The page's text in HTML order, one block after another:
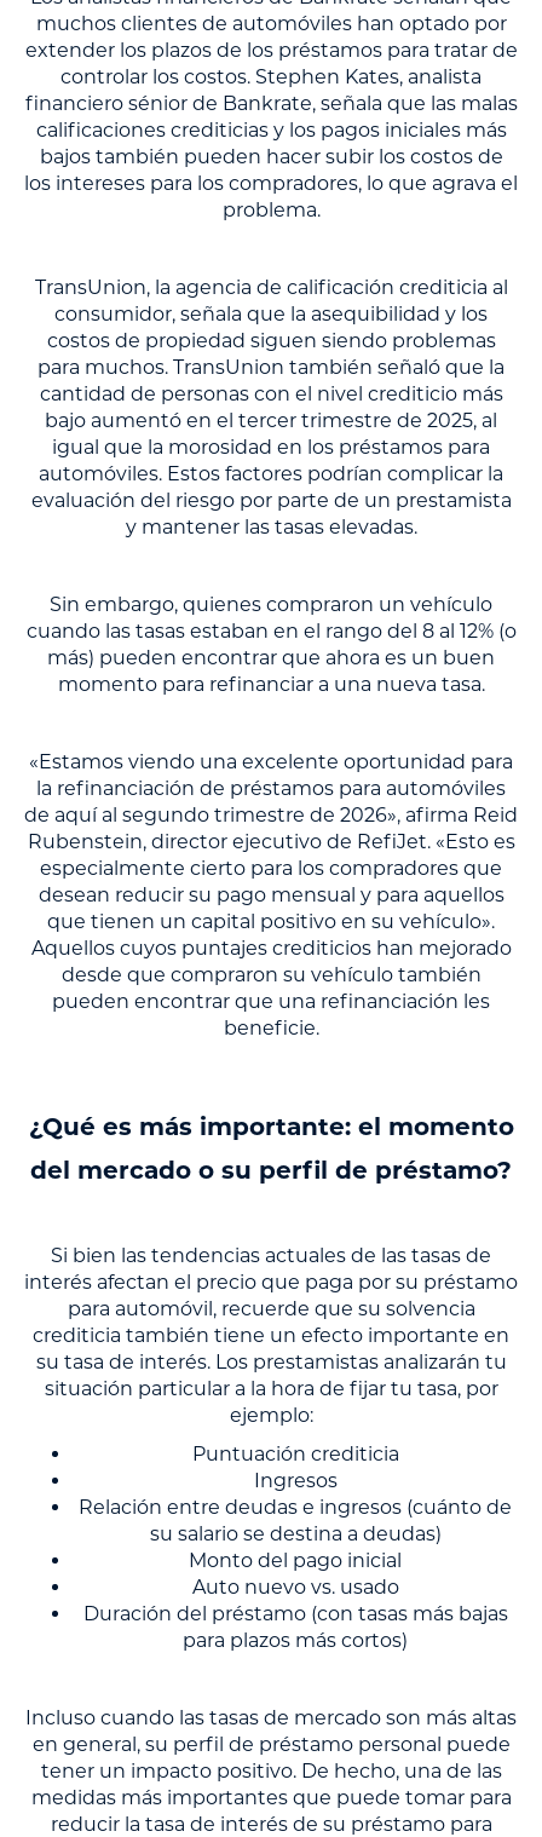
muchos clientes de automóviles han optado por
extender los plazos de los préstamos para tratar de
controlar los costos. Stephen Kates, analista
financiero sénior de Bankrate, señala que las malas
calificaciones crediticias y los pagos iniciales más
bajos también pueden hacer subir los costos de
los intereses para los compradores, lo que agrava el
problema.
TransUnion, la agencia de calificación crediticia al
consumidor, señala que la asequibilidad y los
costos de propiedad siguen siendo problemas
para muchos. TransUnion también señaló que la
cantidad de personas con el nivel crediticio más
bajo aumentó en el tercer trimestre de 2025, al
igual que la morosidad en los préstamos para
automóviles. Estos factores podrían complicar la
evaluación del riesgo por parte de un prestamista
y mantener las tasas elevadas.
Sin embargo, quienes compraron un vehículo
cuando las tasas estaban en el rango del 8 al 12% (o
más) pueden encontrar que ahora es un buen
momento para refinanciar a una nueva tasa.
«Estamos viendo una excelente oportunidad para
la refinanciación de préstamos para automóviles
de aquí al segundo trimestre de 2026», afirma Reid
Rubenstein, director ejecutivo de RefiJet. «Esto es
especialmente cierto para los compradores que
desean reducir su pago mensual y para aquellos
que tienen un capital positivo en su vehículo».
Aquellos cuyos puntajes crediticios han mejorado
desde que compraron su vehículo también
pueden encontrar que una refinanciación les
beneficie.
¿Qué es más importante: el momento
del mercado o su perfil de préstamo?
Si bien las tendencias actuales de las tasas de
interés afectan el precio que paga por su préstamo
para automóvil, recuerde que su solvencia
crediticia también tiene un efecto importante en
su tasa de interés. Los prestamistas analizarán tu
situación particular a la hora de fijar tu tasa, por
ejemplo:
Puntuación crediticia
Ingresos
Relación entre deudas e ingresos (cuánto de
su salario se destina a deudas)
Monto del pago inicial
Auto nuevo vs. usado
Duración del préstamo (con tasas más bajas
para plazos más cortos)
Incluso cuando las tasas de mercado son más altas
en general, su perfil de préstamo personal puede
tener un impacto positivo. De hecho, una de las
medidas más importantes que puede tomar para
reducir la tasa de interés de su préstamo para